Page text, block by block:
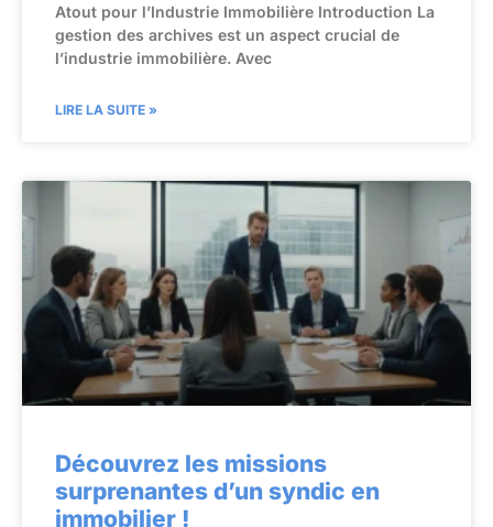
Atout pour l’Industrie Immobilière Introduction La
gestion des archives est un aspect crucial de
l’industrie immobilière. Avec
LIRE LA SUITE »
Découvrez les missions
surprenantes d’un syndic en
immobilier !